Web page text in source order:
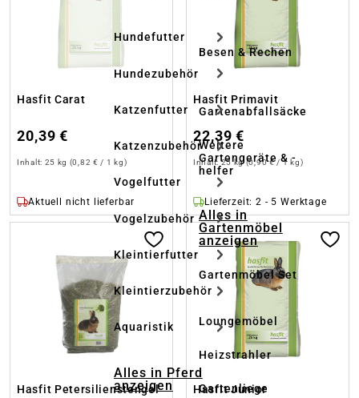
Hundefutter
Hundezubehör
Katzenfutter
Katzenzubehör
Vogelfutter
Vogelzubehör
Kleintierfutter
Kleintierzubehör
Aquaristik
Alles in Pferd
anzeigen
Besen & Rechen
Gartenabfallsäcke
Weitere
Gartengeräte & -
helfer
Alles in
Gartenmöbel
anzeigen
Gartenmöbel Set
Loungemöbel
Heizstrahler
Gartenliege
Hasfit Carat
20,39 €
Inhalt: 25 kg (0,82 € / 1 kg)
Aktuell nicht lieferbar
Hasfit Primavit
22,39 €
Inhalt:25 kg(0,90 € / 1 kg)
Lieferzeit: 2 - 5 Werktage
Hasfit Petersilienstengel Hasfit Junior